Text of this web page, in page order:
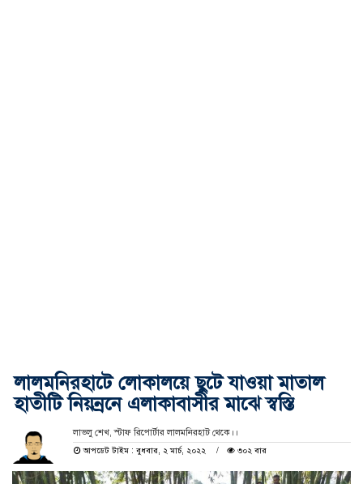
লালমনিরহাটে লোকালয়ে ছুটে যাওয়া মাতাল
হাতীটি নিয়ন্রনে এলাকাবাসীর মাঝে স্বস্তি
লাভলু শেখ, স্টাফ রিপোর্টার লালমনিরহাট থেকে।।
আপডেট টাইম : বুধবার, ২ মার্চ, ২০২২
৩০২ বার